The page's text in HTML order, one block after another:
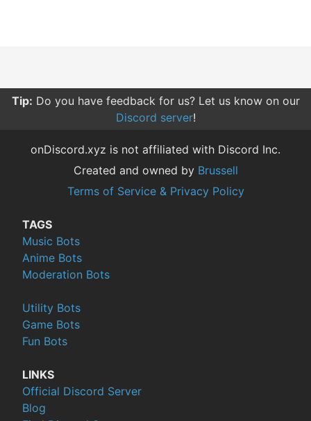
Tip: Do you have feedback for us? Let us know on our
Discord server!
onDiscord.xyz is not affiliated with Discord Inc.
Created and owned by Brussell
Terms of Service & Privacy Policy
TAGS
Music Bots
Anime Bots
Moderation Bots
Utility Bots
Game Bots
Fun Bots
LINKS
Official Discord Server
Blog